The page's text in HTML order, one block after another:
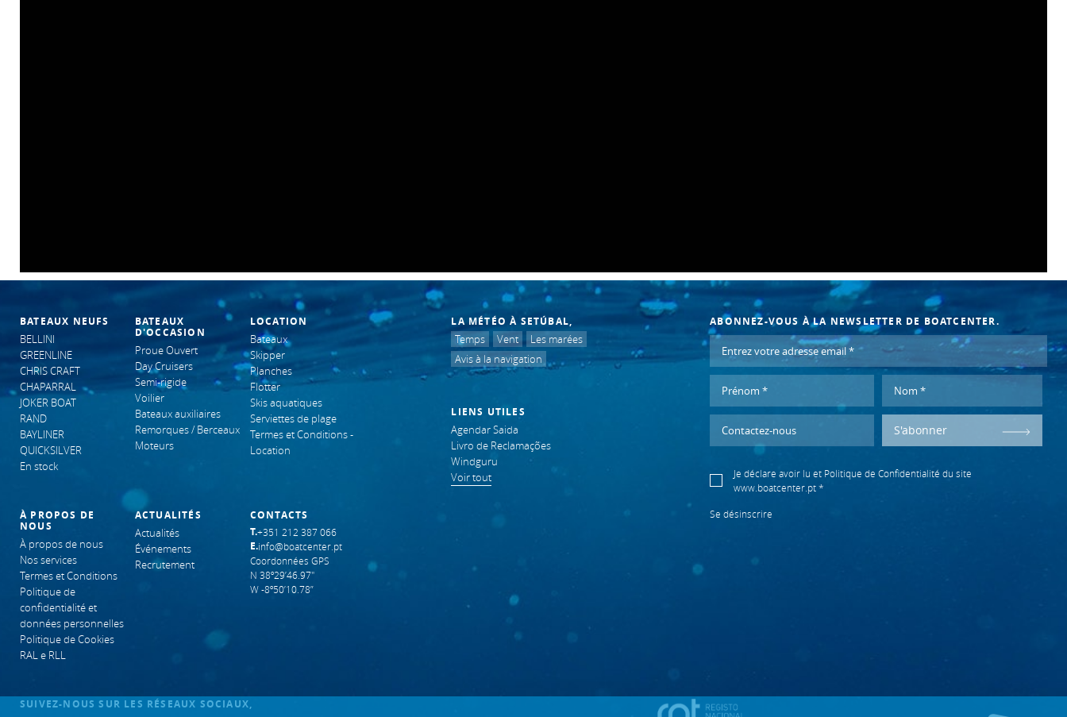
BATEAUX NEUFS
BELLINI
GREENLINE
CHRIS CRAFT
CHAPARRAL
JOKER BOAT
RAND
BAYLINER
QUICKSILVER
En stock
BATEAUX
D'OCCASION
Proue Ouvert
Day Cruisers
Semi-rigide
Voilier
Bateaux auxiliaires
Remorques / Berceaux
Moteurs
LOCATION
Bateaux
Skipper
Planches
Flotter
Skis aquatiques
Serviettes de plage
Termes et Conditions -
Location
À PROPOS DE
NOUS
À propos de nous
Nos services
Termes et Conditions
Politique de
confidentialité et
données personnelles
Politique de Cookies
RAL e RLL
ACTUALITÉS
Actualités
Événements
Recrutement
CONTACTS
T.+351 212 387 066
E.info@boatcenter.pt
Coordonnées GPS
N 38º29’46.97"
W -8º50’10.78”
LA MÉTÉO À SETÚBAL,
Temps Vent
Les marées
Avis à la navigation
LIENS UTILES
Agendar Saida
Livro de Reclamações
Windguru
Voir tout
ABONNEZ-VOUS À LA NEWSLETTER DE BOATCENTER.
S'abonner
Je déclare avoir lu et Politique de Confidentialité du site
www.boatcenter.pt *
Se désinscrire
SUIVEZ-NOUS SUR LES RÉSEAUX SOCIAUX,